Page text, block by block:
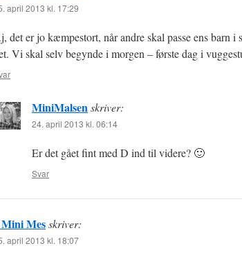
april 2013 kl. 17:29
det er jo kæmpestort, når andre skal passe ens barn i
Vi skal selv begynde i morgen – første dag i
MiniMalsenskriver:
24. april 2013 kl. 06:14
Er det gået fint med D ind til videre? 🙂
Svar
Messkriver:
april 2013 kl. 18:07